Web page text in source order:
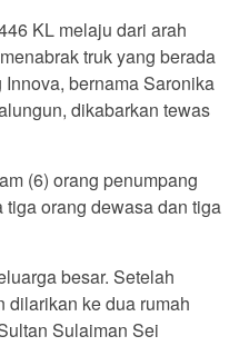
KL melaju dari arah
truk yang berada
bernama Saronika
dikabarkan tewas
(6) orang penumpang
orang dewasa dan tiga
besar. Setelah
dilarikan ke dua rumah
Sulaiman Sei